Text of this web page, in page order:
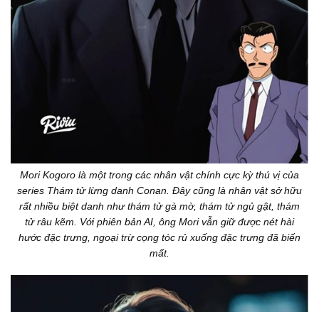
Mori Kogoro là một trong các nhân vật chính cực kỳ thú vị của
series Thám tử lừng danh Conan. Đây cũng là nhân vật sở hữu
rất nhiều biệt danh như thám tử gà mờ, thám tử ngủ gật, thám
tử râu kẽm. Với phiên bản AI, ông Mori vẫn giữ được nét hài
hước đặc trưng, ngoại trừ cọng tóc rủ xuống đặc trưng đã biến
mất.